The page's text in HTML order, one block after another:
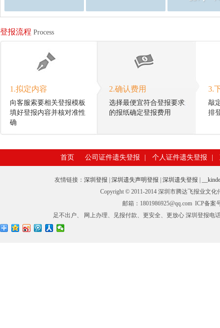
登报流程 Process
1.拟定内容
向客服索要相关登报模板
填好登报内容并核对准性
确
2.确认费用
选择最便宜符合登报要求
的报纸确定登报费用
3.
敲
排
首页 公司证件遗失登报 个人证件遗失登报
友情链接： 深圳登报 深圳遗失声明登报 深圳遗失登报
Copyright © 2011-2014 深圳市腾达飞报业文
邮箱：1801986925@qq.com ICP备案
足不出户、 网上办理、见报付款、更安全、更放心 深圳登报电